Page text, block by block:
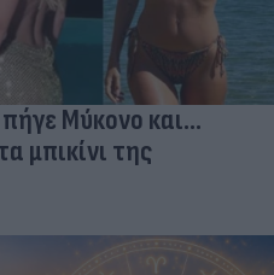
Μύκονο και...
μπικίνι της